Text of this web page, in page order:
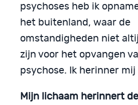
psychoses heb ik
het buitenland, waar de
omstandigheden niet
zijn voor het opvangen
psychose. Ik herinner mij
Mijn lichaam herinnert